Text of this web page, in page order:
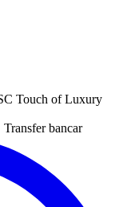
Touch of Luxury
Transfer bancar